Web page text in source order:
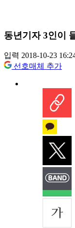
동년기자 3인이
입력 2018-10-23
선호매체 추가